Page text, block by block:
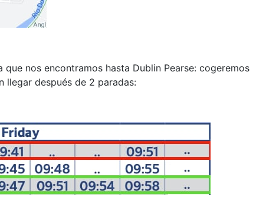
nos encontramos hasta Dublin Pearse: cogeremos
llegar después de 2 paradas: